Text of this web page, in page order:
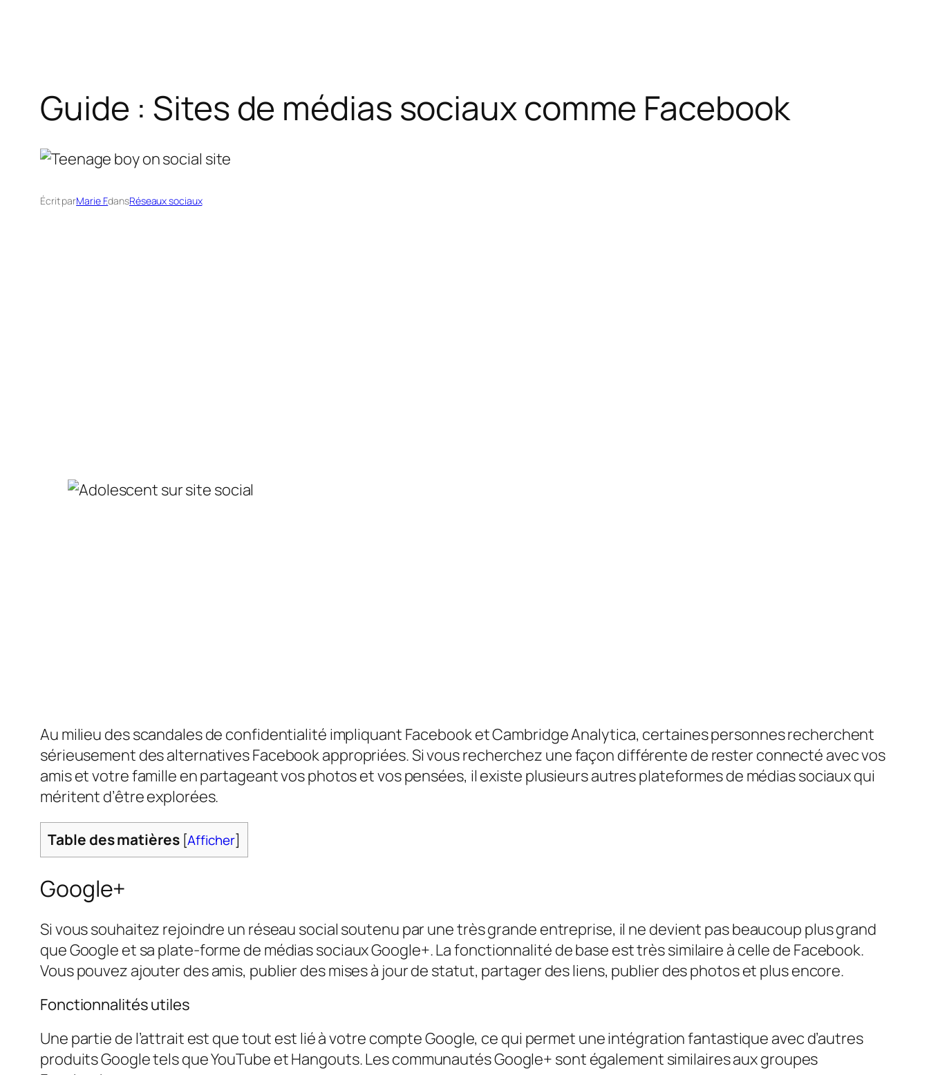
Guide : Sites de médias sociaux comme Facebook
Écrit parMarie F.dansRéseaux sociaux
Au milieu des scandales de confidentialité impliquant Facebook et Cambridge Analytica, certaines personnes recherchent
sérieusement des alternatives Facebook appropriées. Si vous recherchez une façon différente de rester connecté avec vos
amis et votre famille en partageant vos photos et vos pensées, il existe plusieurs autres plateformes de médias sociaux qui
méritent d’être explorées.
Table des matières [Afficher]
Google+
Si vous souhaitez rejoindre un réseau social soutenu par une très grande entreprise, il ne devient pas beaucoup plus grand
que Google et sa plate-forme de médias sociaux Google+. La fonctionnalité de base est très similaire à celle de Facebook.
Vous pouvez ajouter des amis, publier des mises à jour de statut, partager des liens, publier des photos et plus encore.
Fonctionnalités utiles
Une partie de l’attrait est que tout est lié à votre compte Google, ce qui permet une intégration fantastique avec d’autres
produits Google tels que YouTube et Hangouts. Les communautés Google+ sont également similaires aux groupes